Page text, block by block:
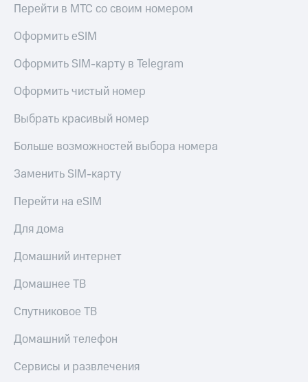
Перейти в МТС со своим номером
Оформить eSIM
Оформить SIM-карту в Telegram
Оформить чистый номер
Выбрать красивый номер
Больше возможностей выбора номера
Заменить SIM-карту
Перейти на eSIM
Для дома
Домашний интернет
Домашнее ТВ
Спутниковое ТВ
Домашний телефон
Сервисы и развлечения